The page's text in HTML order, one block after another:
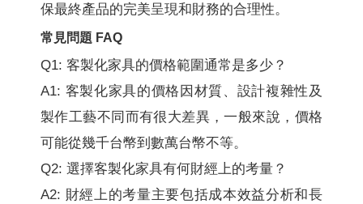
保最終產品的完美呈現和財務的合理性。
常見問題 FAQ
Q1: 客製化家具的價格範圍通常是多少？
A1: 客製化家具的價格因材質、設計複雜性及
製作工藝不同而有很大差異，一般來說，價格
可能從幾千台幣到數萬台幣不等。
Q2: 選擇客製化家具有何財經上的考量？
A2: 財經上的考量主要包括成本效益分析和長